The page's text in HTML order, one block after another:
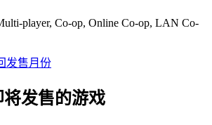
player, Co-op, Online Co-op, LAN Co-
发售月份
发售的游戏